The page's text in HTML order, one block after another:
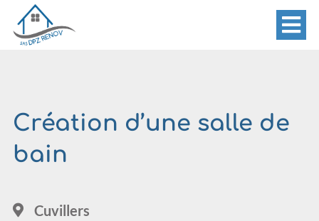
contenu
Création d’une salle de
bain
Cuvillers